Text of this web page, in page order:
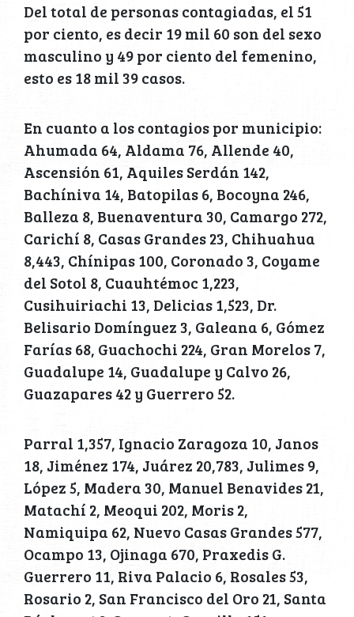
Del total de personas contagiadas, el 51
por ciento, es decir 19 mil 60 son del sexo
masculino y 49 por ciento del femenino,
esto es 18 mil 39 casos.
En cuanto a los contagios por municipio:
Ahumada 64, Aldama 76, Allende 40,
Ascensión 61, Aquiles Serdán 142,
Bachíniva 14, Batopilas 6, Bocoyna 246,
Balleza 8, Buenaventura 30, Camargo 272,
Carichí 8, Casas Grandes 23, Chihuahua
8,443, Chínipas 100, Coronado 3, Coyame
del Sotol 8, Cuauhtémoc 1,223,
Cusihuiriachi 13, Delicias 1,523, Dr.
Belisario Domínguez 3, Galeana 6, Gómez
Farías 68, Guachochi 224, Gran Morelos 7,
Guadalupe 14, Guadalupe y Calvo 26,
Guazapares 42 y Guerrero 52.
Parral 1,357, Ignacio Zaragoza 10, Janos
18, Jiménez 174, Juárez 20,783, Julimes 9,
López 5, Madera 30, Manuel Benavides 21,
Matachí 2, Meoqui 202, Moris 2,
Namiquipa 62, Nuevo Casas Grandes 577,
Ocampo 13, Ojinaga 670, Praxedis G.
Guerrero 11, Riva Palacio 6, Rosales 53,
Rosario 2, San Francisco del Oro 21, Santa